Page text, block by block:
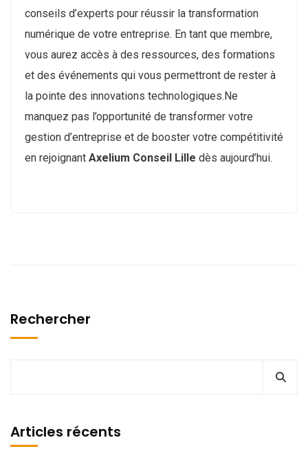
conseils d’experts pour réussir la transformation
numérique de votre entreprise. En tant que membre,
vous aurez accès à des ressources, des formations
et des événements qui vous permettront de rester à
la pointe des innovations technologiques.Ne
manquez pas l’opportunité de transformer votre
gestion d’entreprise et de booster votre compétitivité
en rejoignant Axelium Conseil Lille dès aujourd’hui.
Rechercher
Articles récents